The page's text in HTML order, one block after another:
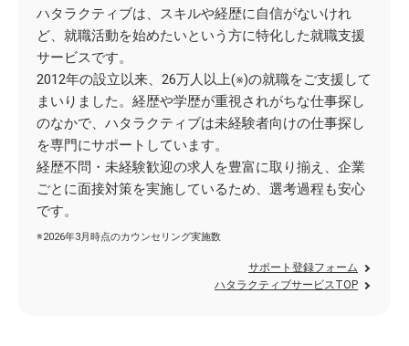
ハタラクティブは、スキルや経歴に自信がないけれ
ど、就職活動を始めたいという方に特化した就職支援
サービスです。
2012年の設立以来、26万人以上(※)の就職をご支援して
まいりました。経歴や学歴が重視されがちな仕事探し
のなかで、ハタラクティブは未経験者向けの仕事探し
を専門にサポートしています。
経歴不問・未経験歓迎の求人を豊富に取り揃え、企業
ごとに面接対策を実施しているため、選考過程も安心
です。
※2026年3月時点のカウンセリング実施数
サポート登録フォーム
ハタラクティブサービスTOP